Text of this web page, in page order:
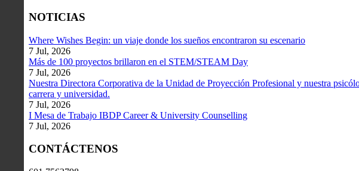
NOTICIAS
Where Wishes Begin: un viaje donde los sueños encontraron su escenario
7 Jul, 2026
Más de 100 proyectos brillaron en el STEM/STEAM Day
7 Jul, 2026
Nuestra Directora Corporativa de la Unidad de Proyección Profesional y nuestra
carrera y universidad.
7 Jul, 2026
I Mesa de Trabajo IBDP Career & University Counselling
7 Jul, 2026
CONTÁCTENOS